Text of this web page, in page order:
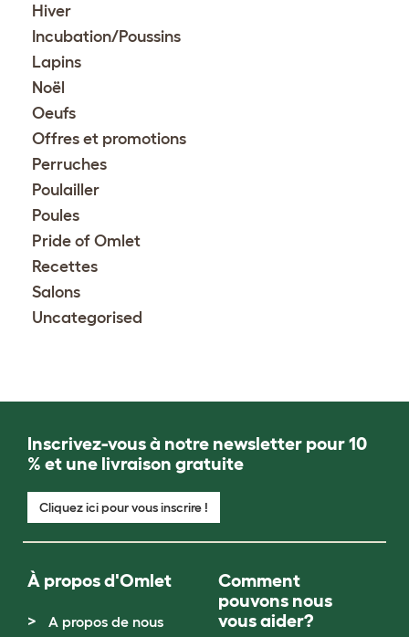
Hiver
Incubation/Poussins
Lapins
Noël
Oeufs
Offres et promotions
Perruches
Poulailler
Poules
Pride of Omlet
Recettes
Salons
Uncategorised
Inscrivez-vous à notre newsletter pour 10
% et une livraison gratuite
Cliquez ici pour vous inscrire !
À propos d'Omlet
A propos de nous
Comment
pouvons nous
vous aider?